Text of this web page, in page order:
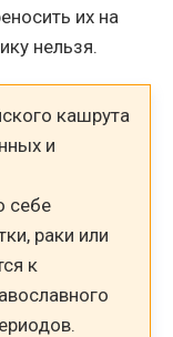
их на
нельзя.
кашрута
и
себе
раки или
к